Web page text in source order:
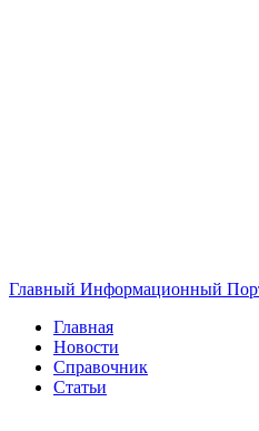
Главный Информационный
Главная
Новости
Справочник
Статьи